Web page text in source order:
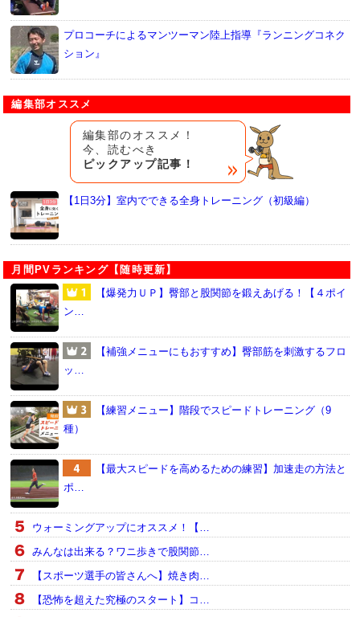
プロコーチによるマンツーマン陸上指導『ランニングコネク
ション』
編集部オススメ
編集部のオススメ！
今、読むべき
ピックアップ記事！
【1日3分】室内でできる全身トレーニング（初級編）
月間PVランキング【随時更新】
【爆発力ＵＰ】臀部と股関節を鍛えあげる！【４ポイ
ン…
【補強メニューにもおすすめ】臀部筋を刺激するフロ
ッ…
【練習メニュー】階段でスピードトレーニング（9
種）
【最大スピードを高めるための練習】加速走の方法と
ポ…
ウォーミングアップにオススメ！【…
みんなは出来る？ワニ歩きで股関節…
【スポーツ選手の皆さんへ】焼き肉…
【恐怖を超えた究極のスタート】コ…